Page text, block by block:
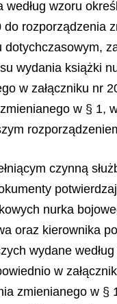
według wzoru
do rozporządzenia
dotychczasowym,
wydania książki
w załączniku nr
w § 1,
czynną
nurka
oraz kierownika
wydane
w
zmienianego w §